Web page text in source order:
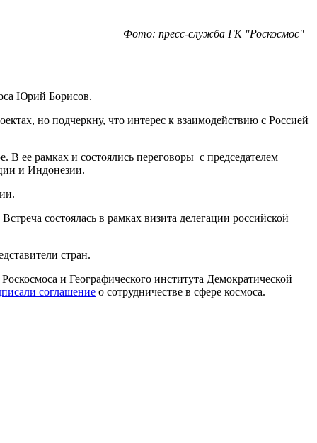
Фото: пресс-служба ГК "Роскосмос"
Юрий Борисов.
но подчеркну, что интерес к взаимодействию с Россией
В ее рамках и состоялись переговоры с председателем
и Индонезии.
состоялась в рамках визита делегации российской
стран.
и Географического института Демократической
соглашение о сотрудничестве в сфере космоса.